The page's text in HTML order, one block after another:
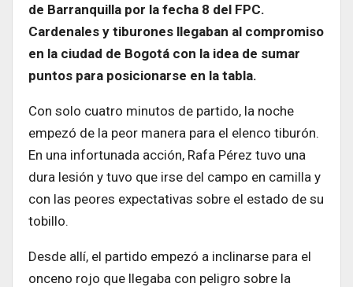
de Barranquilla por la fecha 8 del FPC.
Cardenales y tiburones llegaban al compromiso
en la ciudad de Bogotá con la idea de sumar
puntos para posicionarse en la tabla.
Con solo cuatro minutos de partido, la noche
empezó de la peor manera para el elenco tiburón.
En una infortunada acción, Rafa Pérez tuvo una
dura lesión y tuvo que irse del campo en camilla y
con las peores expectativas sobre el estado de su
tobillo.
Desde allí, el partido empezó a inclinarse para el
onceno rojo que llegaba con peligro sobre la